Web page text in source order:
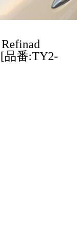
品番:TY2-